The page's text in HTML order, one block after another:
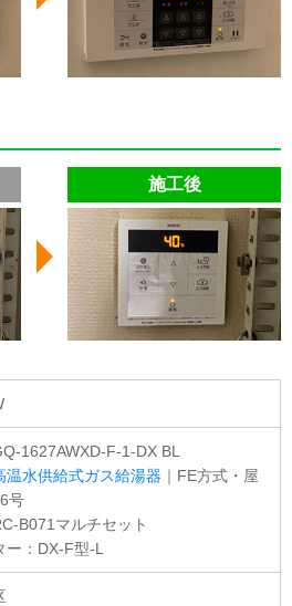
施工後
1627AWXD-F-1-DX BL
温水供給式ガス給湯器 ｜FE方式・屋
号
B071マルチセット
ー：DX-F型-L